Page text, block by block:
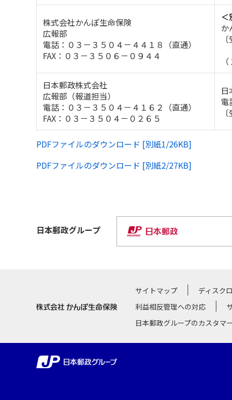
株式会社かんぽ生命保険
広報部
電話：０３－３５０４－４４１８（直通）
FAX：０３－３５０６－０９４４
＜
か
日本郵政株式会社
広報部（報道担当）
電話：０３－３５０４－４１６２（直通）
FAX：０３－３５０４－０２６５
電
PDFファイルのダウンロード [別紙1/26KB]
PDFファイルのダウンロード [別紙2/27KB]
日本郵政グループ
サイトマップ ディスク
利益相反管理への対応
日本郵政グループのカスタマ